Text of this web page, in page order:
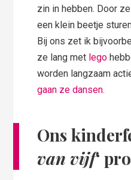
zin in hebben. Door
een klein beetje
Bij ons zet ik
ze lang met lego
worden langzaam
gaan ze dansen.
Ons
van vijf‘